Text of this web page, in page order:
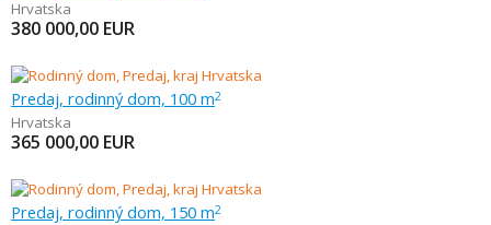
Hrvatska
380 000,00 EUR
Predaj, rodinný dom, 100 m2
Hrvatska
365 000,00 EUR
Predaj, rodinný dom, 150 m2